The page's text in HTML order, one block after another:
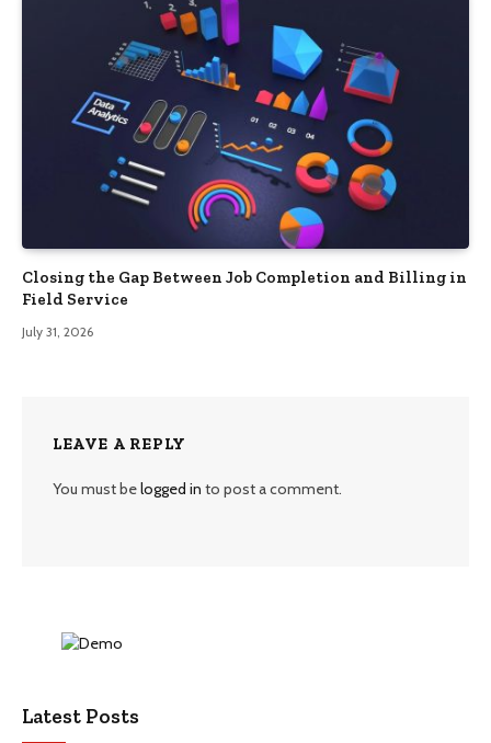
Closing the Gap Between Job Completion and Billing in
Field Service
July 31, 2026
LEAVE A REPLY
You must belogged in to post a comment.
Latest Posts